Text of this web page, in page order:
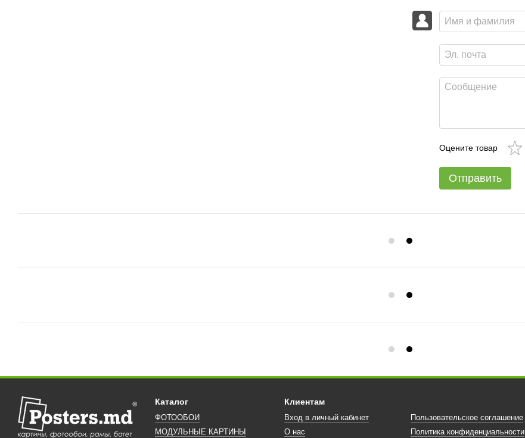
Оцените товар
Отправить
Каталог
ФОТООБОИ
МОДУЛЬНЫЕ КАРТИНЫ
Клиентам
Вход в личный кабинет
О нас
Пользовательское соглашение
Политика конфиденциальности